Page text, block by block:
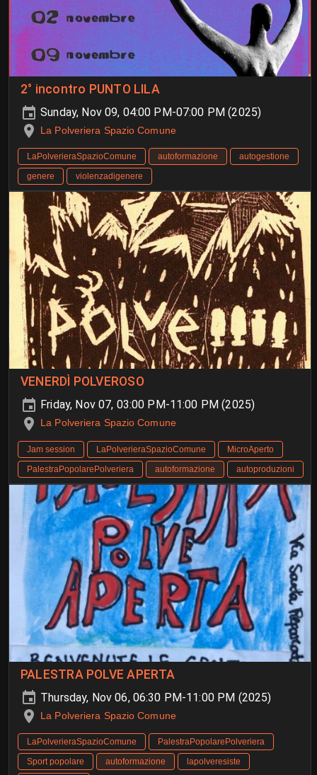
2° incontro PUNTO LILA
Sunday, Nov 09, 04:00 PM-07:00 PM (2025)
La Polveriera Spazio Comune
LaPolverieraSpazioComune autoformazione
autogestione
genere
violenzadigenere
VENERDÌ POLVEROSO
Friday, Nov 07, 03:00 PM-11:00 PM (2025)
La Polveriera Spazio Comune
Jam session LaPolverieraSpazioComune
MicroAperto
PalestraPopolarePolveriera
autoformazione autoproduzioni
PALESTRA POLVE APERTA
Thursday, Nov 06, 06:30 PM-11:00 PM (2025)
La Polveriera Spazio Comune
LaPolverieraSpazioComune
PalestraPopolarePolveriera
Sport popolare
autoformazione
lapolveresiste